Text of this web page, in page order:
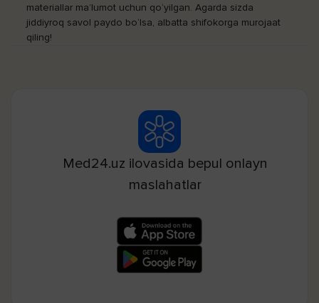
materiallar ma’lumot uchun qo‘yilgan. Agarda sizda
jiddiyroq savol paydo bo‘lsa, albatta shifokorga murojaat
qiling!
Med24.uz ilovasida bepul onlayn
maslahatlar